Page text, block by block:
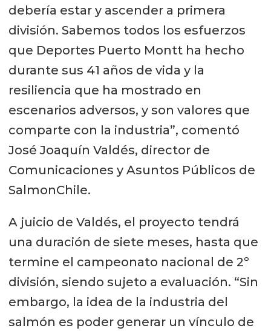
debería estar y ascender a primera
división. Sabemos todos los esfuerzos
que Deportes Puerto Montt ha hecho
durante sus 41 años de vida y la
resiliencia que ha mostrado en
escenarios adversos, y son valores que
comparte con la industria”, comentó
José Joaquín Valdés, director de
Comunicaciones y Asuntos Públicos de
SalmonChile.
A juicio de Valdés, el proyecto tendrá
una duración de siete meses, hasta que
termine el campeonato nacional de 2º
división, siendo sujeto a evaluación. “Sin
embargo, la idea de la industria del
salmón es poder generar un vínculo de